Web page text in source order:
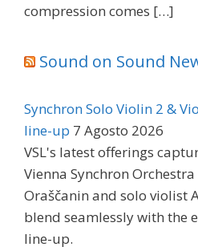
compression comes […]
Sound on Sound
Synchron Solo Violin 2 &
line-up 7 Agosto 2026
VSL's latest offerings
Vienna Synchron
Oraščanin and solo violist
blend seamlessly with the
line-up.